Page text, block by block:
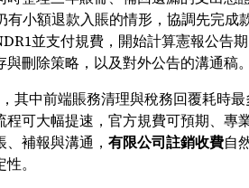
有小額退款入賬的情形，協調先完成
並支付規費，開始計算憲報公告
刪除策略，以及對外公告的溝通稿。
其中前端賬務清理與稅務回覆耗時
可大幅提速，官方規費可預期、
補報與溝通， 有限公司註銷收費自
。